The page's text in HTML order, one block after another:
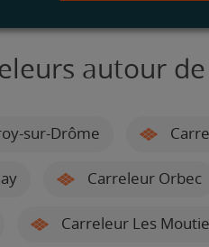
autour
sur-Drôme
Carreleur Orbec
Carreleur Les